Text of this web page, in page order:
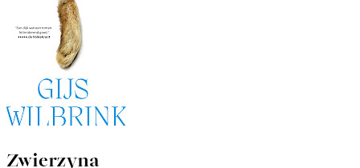
Zwierzyna